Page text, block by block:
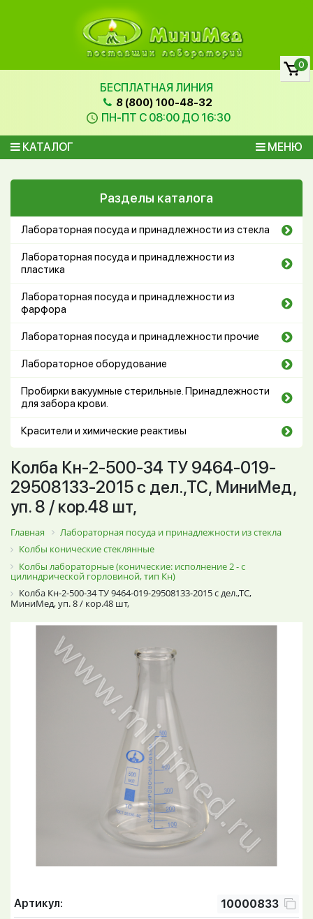
БЕСПЛАТНАЯ ЛИНИЯ
8 (800) 100-48-32
ПН-ПТ С 08:00 ДО 16:30
КАТАЛОГ МЕНЮ
0
Разделы каталога
Лабораторная посуда и принадлежности из стекла
Лабораторная посуда и принадлежности из
пластика
Лабораторная посуда и принадлежности из
фарфора
Лабораторная посуда и принадлежности прочие
Лабораторное оборудование
Пробирки вакуумные стерильные. Принадлежности
для забора крови.
Красители и химические реактивы
Колба Кн-2-500-34 ТУ 9464-019-
29508133-2015 с дел.,ТС, МиниМед,
уп. 8 / кор.48 шт,
Главная
Лабораторная посуда и принадлежности из стекла
Колбы конические стеклянные
Колбы лабораторные (конические: исполнение 2 - с
цилиндрической горловиной, тип Кн)
Колба Кн-2-500-34 ТУ 9464-019-29508133-2015 с дел.,ТС,
МиниМед, уп. 8 / кор.48 шт,
Артикул:
10000833